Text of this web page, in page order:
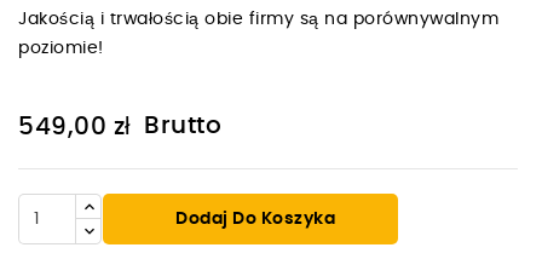
Jakością i trwałością obie firmy są na porównywalnym
poziomie!
549,00 zł Brutto
Dodaj Do Koszyka